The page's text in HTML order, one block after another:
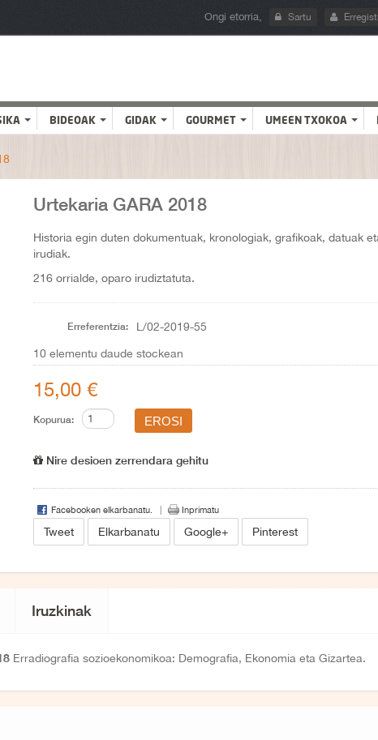
Ongi etorria, Sartu
BIDEOAK GIDAK GOURMET UMEEN TXOKOA
Urtekaria GARA 2018
Historia egin duten dokumentuak, kronologiak, grafikoak, datuak
irudiak.
216 orrialde, oparo irudiztatuta.
Erreferentzia: L/02-2019-55
10 elementu daude stockean
15,00 €
Kopurua:
Nire desioen zerrendara gehitu
Facebooken elkarbanatu. Inprimatu
Tweet Elkarbanatu Google+ Pinterest
Iruzkinak
Erradiografia sozioekonomikoa: Demografia, Ekonomia eta Gizartea.